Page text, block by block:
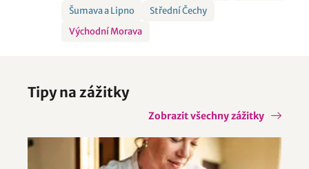
Šumava a Lipno
Střední Čechy
Východní Morava
Tipy na zážitky
Zobrazit všechny zážitky